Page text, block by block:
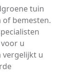
tuin
of bemesten.
u
vergelijkt u